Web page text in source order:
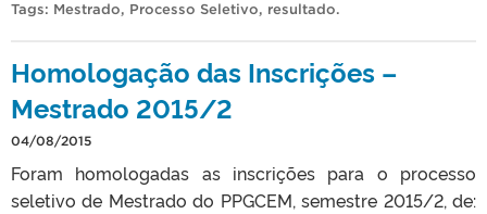
Tags: Mestrado, Processo Seletivo, resultado.
Homologação das Inscrições –
Mestrado 2015/2
04/08/2015
Foram homologadas as inscrições para o processo
seletivo de Mestrado do PPGCEM, semestre 2015/2, de: